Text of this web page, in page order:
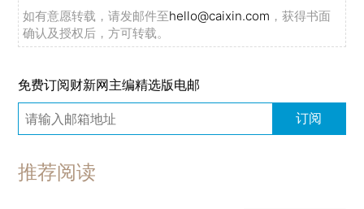
如有意愿转载，请发邮件至hello@caixin.com ，获得书面
确认及授权后，方可转载。
免费订阅财新网主编精选版电邮
订阅
推荐阅读